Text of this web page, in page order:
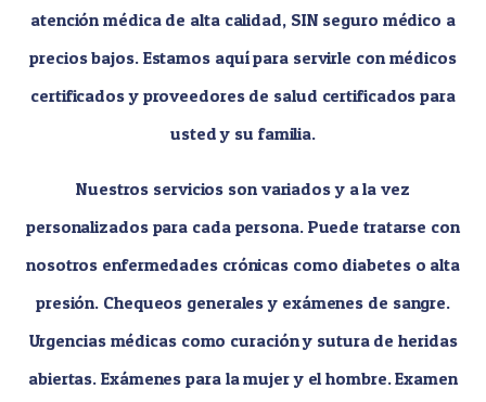
atención médica de alta calidad, SIN seguro médico a
precios bajos. Estamos aquí para servirle con médicos
certificados y proveedores de salud certificados para
usted y su familia.
Nuestros servicios son variados y a la vez
personalizados para cada persona. Puede tratarse con
nosotros enfermedades crónicas como diabetes o alta
presión. Chequeos generales y exámenes de sangre.
Urgencias médicas como curación y sutura de heridas
abiertas. Exámenes para la mujer y el hombre. Examen